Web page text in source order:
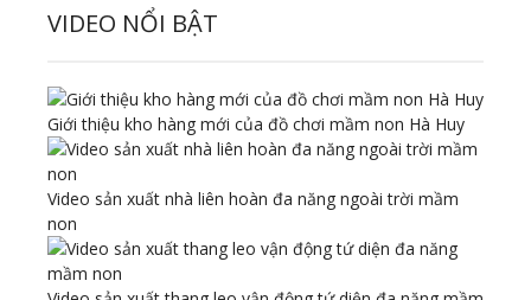
VIDEO NỔI BẬT
Giới thiệu kho hàng mới của đồ chơi mầm non Hà Huy
Video sản xuất nhà liên hoàn đa năng ngoài trời mầm
non